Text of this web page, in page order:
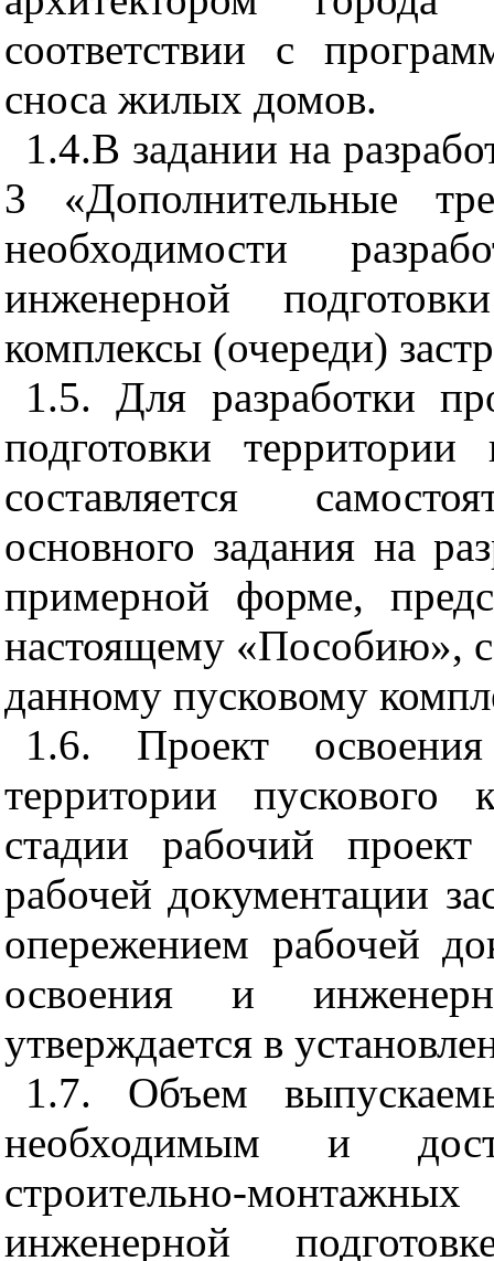
соответствии с
сноса жилых домов.
1.4.В задании на
3 «Дополнительные
необходимости
инженерной
комплексы (очереди)
1.5. Для разработки
подготовки территории
составляется
основного задания на
примерной форме,
настоящему «Пособию»,
данному пусковому
1.6. Проект
территории пускового
стадии рабочий
рабочей документации
опережением рабочей
освоения и
утверждается в
1.7. Объем
необходимым и
строительно-
инженерной